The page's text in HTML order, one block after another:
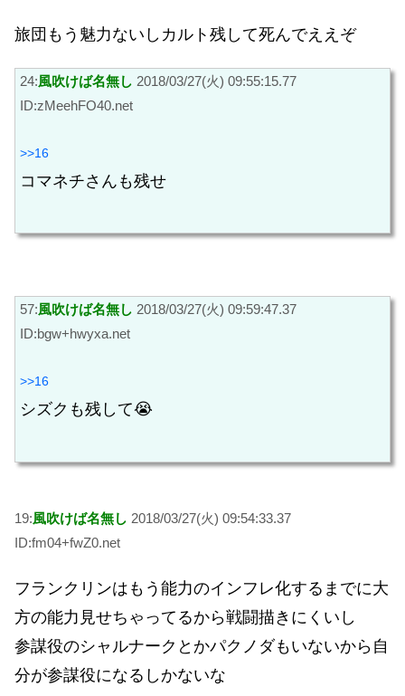
旅団もう魅力ないしカルト残して死んでええぞ
24:風吹けば名無し 2018/03/27(火) 09:55:15.77
ID:zMeehFO40.net
>>16
コマネチさんも残せ
57:風吹けば名無し 2018/03/27(火) 09:59:47.37
ID:bgw+hwyxa.net
>>16
シズクも残して😭
19:風吹けば名無し 2018/03/27(火) 09:54:33.37
ID:fm04+fwZ0.net
フランクリンはもう能力のインフレ化するまでに大
方の能力見せちゃってるから戦闘描きにくいし
参謀役のシャルナークとかパクノダもいないから自
分が参謀役になるしかないな